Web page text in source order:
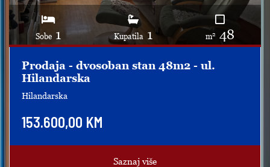
Sobe 1 Kupatila 1 m2 48
Prodaja - dvosoban stan 48m2 - ul.
Hilandarska
Hilandarska
153.600,00 KM
Saznaj više